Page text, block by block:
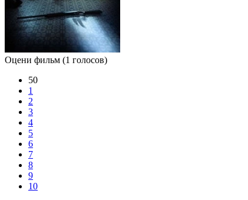
Оцени фильм (1 голосов)
50
1
2
3
4
5
6
7
8
9
10